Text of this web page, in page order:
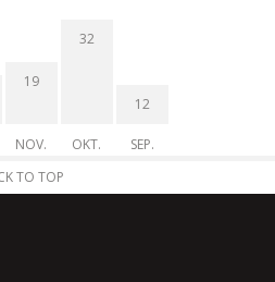
19
NOV.
32
OKT.
12
SEP.
TO TOP